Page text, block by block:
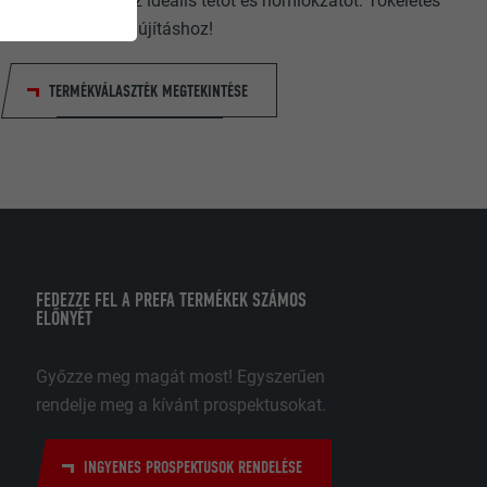
új építéshez és felújításhoz!
TERMÉKVÁLASZTÉK MEGTEKINTÉSE
FEDEZZE FEL A PREFA TERMÉKEK SZÁMOS
ELŐNYÉT
Győzze meg magát most! Egyszerűen
rendelje meg a kívánt prospektusokat.
INGYENES PROSPEKTUSOK RENDELÉSE
hogyan
elfogadják,
manuális